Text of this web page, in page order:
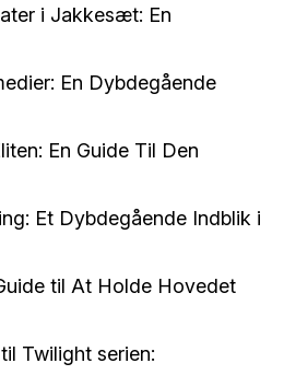
i Jakkesæt: En
En Dybdegående
En Guide Til Den
Et Dybdegående Indblik i
til At Holde Hovedet
Twilight serien: